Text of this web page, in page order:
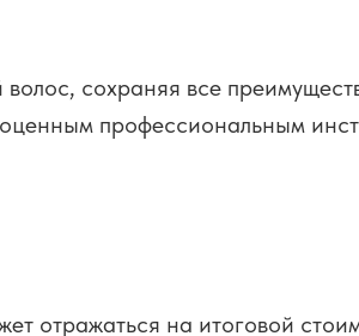
сохраняя все
профессиональным
отражаться на итоговой